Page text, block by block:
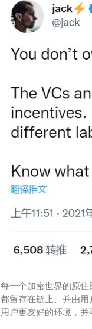
每一个加密世界的原
都留存在链上、并由
用户更友好的环境，